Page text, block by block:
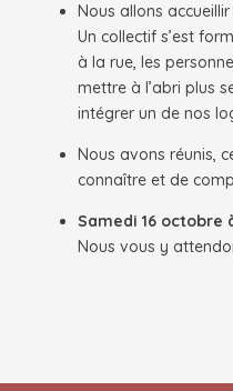
Nous allons accueillir
Un collectif s’est
à la rue, les
mettre à l’abri plus
intégrer un de nos
Nous avons réunis,
connaître et de
Samedi 16 octobre
Nous vous y